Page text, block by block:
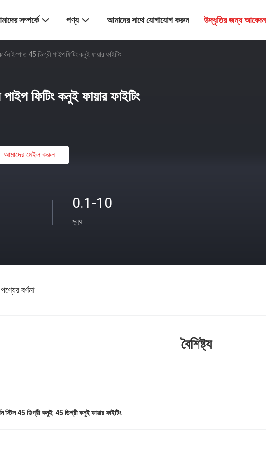
সম্পর্কে পণ্য আমাদের সাথে যোগাযোগ করুন উদ্ধৃতির জন্য আবেদন
ইস্পাত 45 ডিগ্রী পাইপ ফিটিং কনুই ফায়ার ফাইটিং
ফিটিং কনুই ফায়ার ফাইটিং
আমাদের মেইল ​​করুন
0.1-10
মূল্য
পণ্যের বর্ণনা
বৈশিষ্ট্য
স্টিল 45 ডিগ্রী কনুই, 45 ডিগ্রী কনুই ফায়ার ফাইটিং